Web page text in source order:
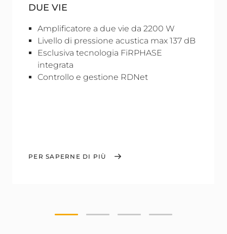
DUE VIE
Amplificatore a due vie da 2200 W
Livello di pressione acustica max 137 dB
Esclusiva tecnologia FiRPHASE
integrata
Controllo e gestione RDNet
PER SAPERNE DI PIÙ